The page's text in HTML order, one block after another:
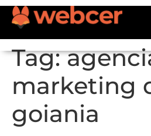
Tag:
marketing
goiania